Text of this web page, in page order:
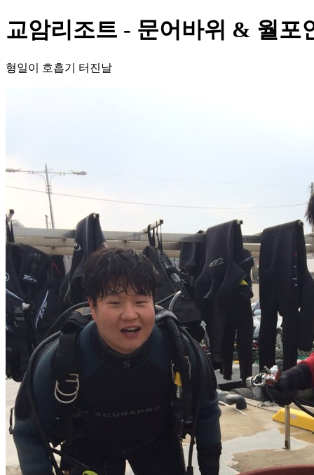
교암리조트 - 문어바위 & 월포
형일이 호흡기 터진날